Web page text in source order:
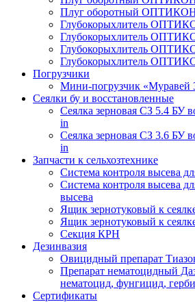
Плуг оборотный
Глубокорыхлитель
Глубокорыхлитель
Глубокорыхлитель
Глубокорыхлитель
Погрузчики
Мини-погрузчик «Муравей
Сеялки бу и восстановленные
Сеялка зерновая СЗ 5.4 БУ
in
Сеялка зерновая СЗ 3.6 БУ
in
Запчасти к сельхозтехнике
Система контроля высева
Система контроля высева
высева
Ящик зернотуковый к
Ящик зернотуковый к
Секция КРН
Дезинвазия
Овицидный препарат
Препарат нематоцидный
нематоцид, фунгицид,
Сертификаты